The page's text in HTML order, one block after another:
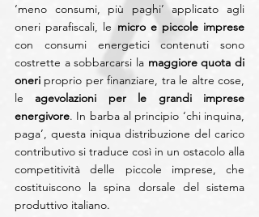
‘meno consumi, più paghi’ applicato agli
oneri parafiscali, le micro e piccole imprese
con consumi energetici contenuti sono
costrette a sobbarcarsi la maggiore quota di
oneri proprio per finanziare, tra le altre cose,
le agevolazioni per le grandi imprese
energivore. In barba al principio ‘chi inquina,
paga’, questa iniqua distribuzione del carico
contributivo si traduce così in un ostacolo alla
competitività delle piccole imprese, che
costituiscono la spina dorsale del sistema
produttivo italiano.